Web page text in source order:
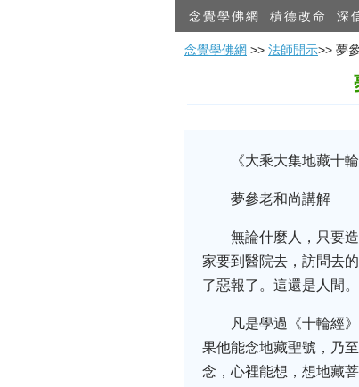
念覺學佛網 積德改命 深
念覺學佛網 >> 法師開示>> 夢
《大乘大集地藏十輪
夢參老和尚講解
無論什麼人，只要
家要到醫院去，訪問去
了惡報了。這還是人間
凡是學過《十輪經
果他能念地藏聖號，乃
念，心裡能想，想地藏